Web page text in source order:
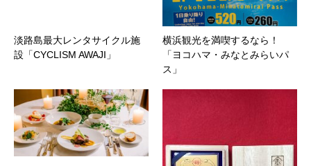
淡路島最大レンタサイクル施
設「CYCLISM AWAJI」
横浜観光を満喫するなら！
「ヨコハマ・みなとみらいパ
ス」